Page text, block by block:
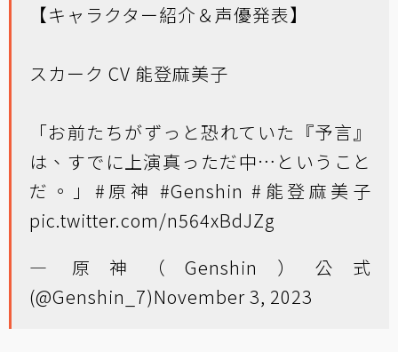
【キャラクター紹介＆声優発表】
スカーク CV 能登麻美子
「お前たちがずっと恐れていた『予言』
は、すでに上演真っただ中…ということ
だ。」 #原神 #Genshin #能登麻美子
pic.twitter.com/n564xBdJZg
— 原神（Genshin）公式
(@Genshin_7)November 3, 2023